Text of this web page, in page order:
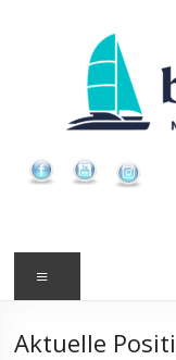
Aktuelle